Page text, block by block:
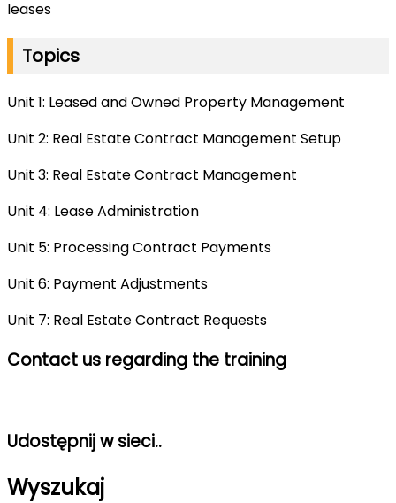
leases
Topics
Unit 1: Leased and Owned Property Management
Unit 2: Real Estate Contract Management Setup
Unit 3: Real Estate Contract Management
Unit 4: Lease Administration
Unit 5: Processing Contract Payments
Unit 6: Payment Adjustments
Unit 7: Real Estate Contract Requests
Contact us regarding the training
Udostępnij w sieci..
Wyszukaj